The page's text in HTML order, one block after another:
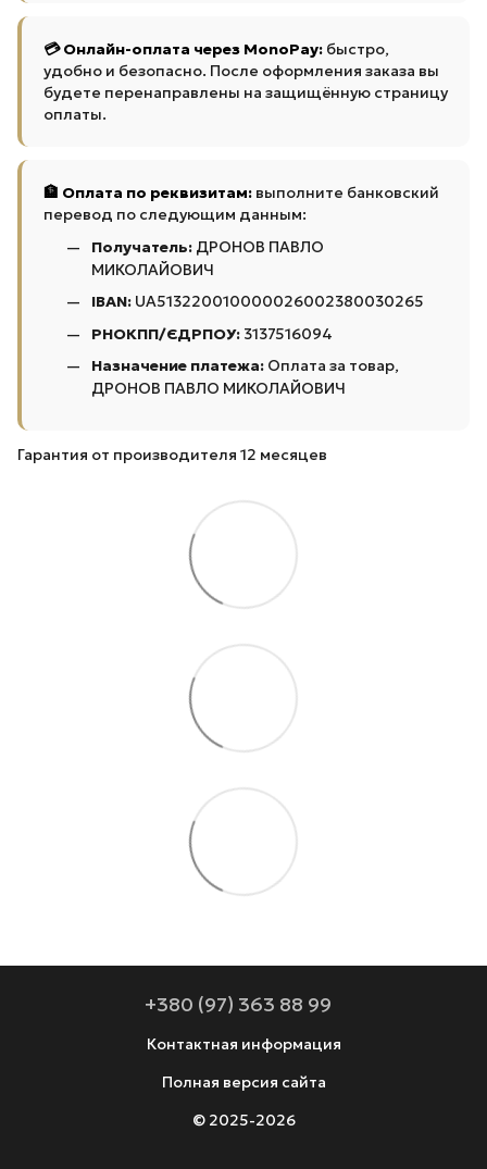
💳 Онлайн-оплата через MonoPay: быстро,
удобно и безопасно. После оформления заказа вы
будете перенаправлены на защищённую страницу
оплаты.
🏦 Оплата по реквизитам: выполните банковский
перевод по следующим данным:
Получатель: ДРОНОВ ПАВЛО
МИКОЛАЙОВИЧ
IBAN: UA513220010000026002380030265
РНОКПП/ЄДРПОУ: 3137516094
Назначение платежа: Оплата за товар,
ДРОНОВ ПАВЛО МИКОЛАЙОВИЧ
Гарантия от производителя 12 месяцев
+380 (97) 363 88 99
Контактная информация
Полная версия сайта
© 2025-2026